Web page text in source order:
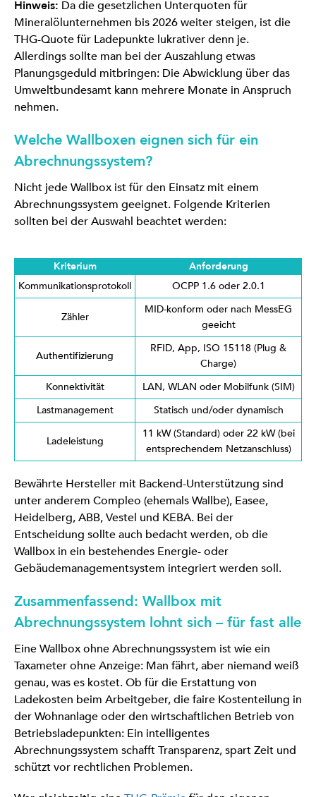
Hinweis: Da die gesetzlichen Unterquoten für
Mineralölunternehmen bis 2026 weiter steigen, ist die
THG-Quote für Ladepunkte lukrativer denn je.
Allerdings sollte man bei der Auszahlung etwas
Planungsgeduld mitbringen: Die Abwicklung über das
Umweltbundesamt kann mehrere Monate in Anspruch
nehmen.
Welche Wallboxen eignen sich für ein
Abrechnungssystem?
Nicht jede Wallbox ist für den Einsatz mit einem
Abrechnungssystem geeignet. Folgende Kriterien
sollten bei der Auswahl beachtet werden:
Kriterium
Anforderung
Kommunikationsprotokoll
OCPP 1.6 oder 2.0.1
Zähler
MID-konform oder nach MessEG
geeicht
Authentifizierung
RFID, App, ISO 15118 (Plug &
Charge)
Konnektivität
LAN, WLAN oder Mobilfunk (SIM)
Lastmanagement
Statisch und/oder dynamisch
Ladeleistung
11 kW (Standard) oder 22 kW (bei
entsprechendem Netzanschluss)
Bewährte Hersteller mit Backend-Unterstützung sind
unter anderem Compleo (ehemals Wallbe), Easee,
Heidelberg, ABB, Vestel und KEBA. Bei der
Entscheidung sollte auch bedacht werden, ob die
Wallbox in ein bestehendes Energie- oder
Gebäudemanagementsystem integriert werden soll.
Zusammenfassend: Wallbox mit
Abrechnungssystem lohnt sich – für fast alle
Eine Wallbox ohne Abrechnungssystem ist wie ein
Taxameter ohne Anzeige: Man fährt, aber niemand weiß
genau, was es kostet. Ob für die Erstattung von
Ladekosten beim Arbeitgeber, die faire Kostenteilung in
der Wohnanlage oder den wirtschaftlichen Betrieb von
Betriebsladepunkten: Ein intelligentes
Abrechnungssystem schafft Transparenz, spart Zeit und
schützt vor rechtlichen Problemen.